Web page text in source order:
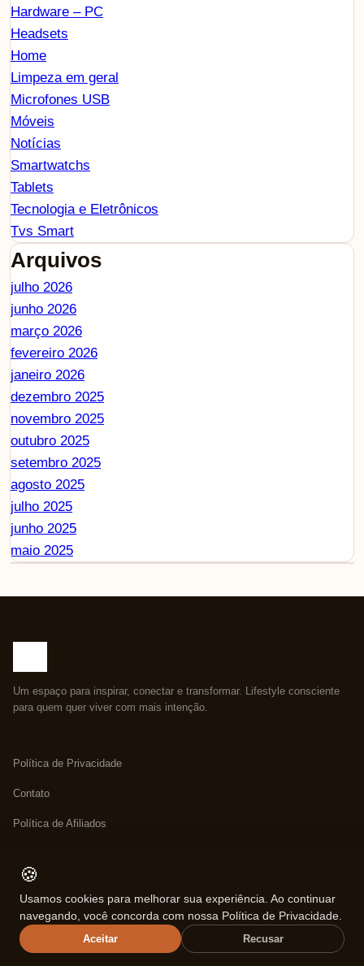
Hardware – PC
Headsets
Home
Limpeza em geral
Microfones USB
Móveis
Notícias
Smartwatchs
Tablets
Tecnologia e Eletrônicos
Tvs Smart
Arquivos
julho 2026
junho 2026
março 2026
fevereiro 2026
janeiro 2026
dezembro 2025
novembro 2025
outubro 2025
setembro 2025
agosto 2025
julho 2025
junho 2025
maio 2025
Um espaço para inspirar, conectar e transformar. Lifestyle consciente
para quem quer viver com mais intenção.
Política de Privacidade
Contato
Política de Afiliados
Sobre Nós
Termos de Uso
🍪
Usamos cookies para melhorar sua experiência. Ao continuar
navegando, você concorda com nossa Política de Privacidade.
Aceitar Recusar